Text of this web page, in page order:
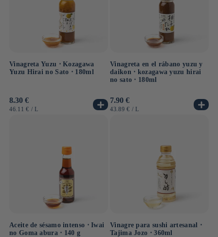
Vinagreta Yuzu ⋅ Kozagawa
Yuzu Hirai no Sato ⋅ 180ml
Precio
habitual
8.30 €
PRECIO
46.11 € / POR
L
Vinagreta en el rábano yuzu y
daikon ⋅ kozagawa yuzu hirai
no sato ⋅ 180ml
Precio
habitual
7.90 €
PRECIO
43.89 € / POR
L
Aceite de sésamo intenso ⋅ Iwai
no Goma abura ⋅ 140 g
Vinagre para sushi artesanal ⋅
Tajima Jozo ⋅ 360ml